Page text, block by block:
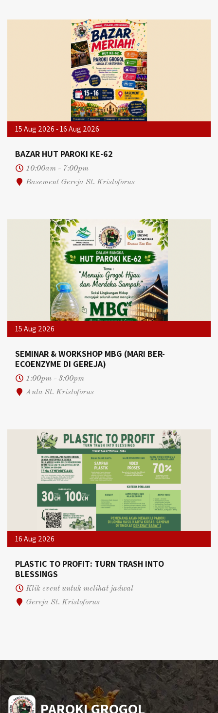
15 Aug 2026 - 16 Aug 2026
BAZAR HUT PAROKI KE-62
10:00am - 7:00pm
Basement Gereja St. Kristoforus
15 Aug 2026
SEMINAR & WORKSHOP MBG (MARI BER-
ECOENZYME DI GEREJA)
1:00pm - 3:00pm
Aula St. Kristoforus
16 Aug 2026
PLASTIC TO PROFIT: TURN TRASH INTO
BLESSINGS
Klik event untuk melihat jadwal
Gereja St. Kristoforus
PAROKI GROGOL